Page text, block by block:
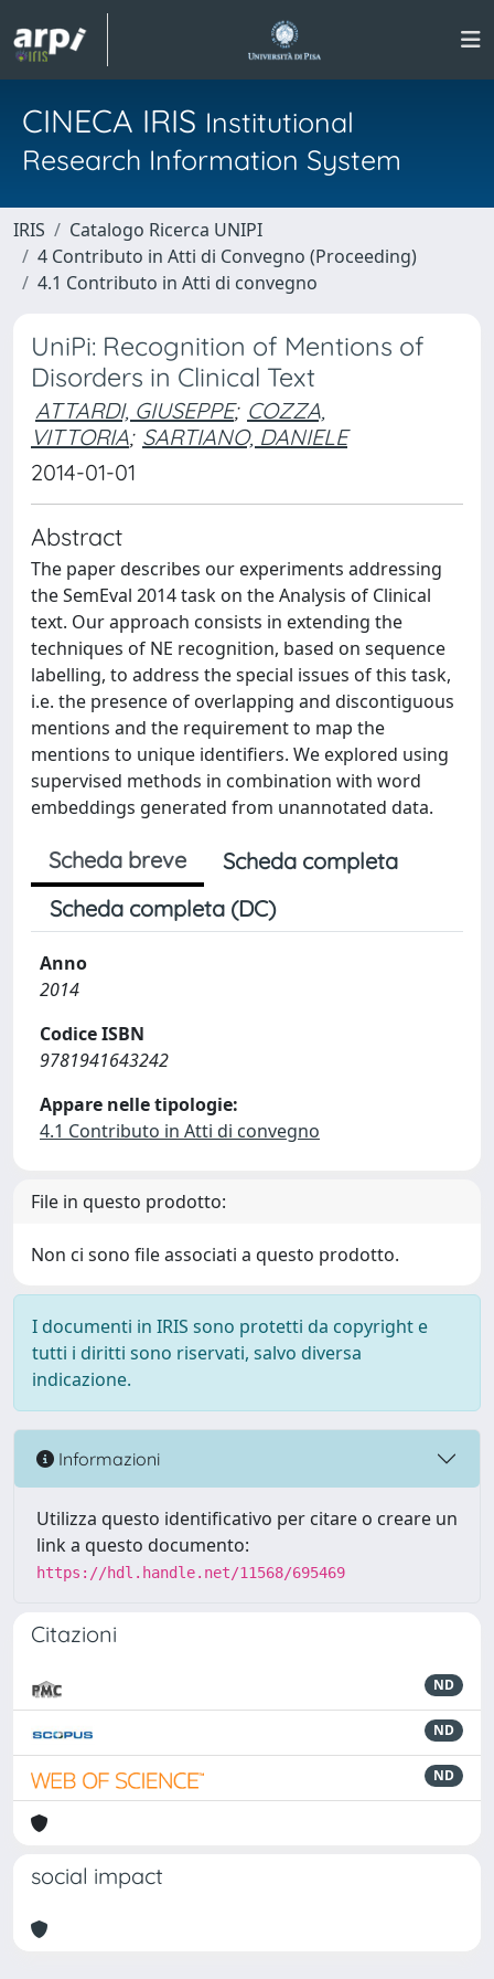
CINECA IRIS Institutional
Research Information System
IRIS
Catalogo Ricerca UNIPI
4 Contributo in Atti di Convegno (Proceeding)
4.1 Contributo in Atti di convegno
UniPi: Recognition of Mentions of
Disorders in Clinical Text
ATTARDI, GIUSEPPE; COZZA,
VITTORIA; SARTIANO, DANIELE
2014-01-01
Abstract
The paper describes our experiments addressing
the SemEval 2014 task on the Analysis of Clinical
text. Our approach consists in extending the
techniques of NE recognition, based on sequence
labelling, to address the special issues of this task,
i.e. the presence of overlapping and discontiguous
mentions and the requirement to map the
mentions to unique identifiers. We explored using
supervised methods in combination with word
embeddings generated from unannotated data.
Scheda breve
Scheda completa
Scheda completa (DC)
Anno
2014
Codice ISBN
9781941643242
Appare nelle tipologie:
4.1 Contributo in Atti di convegno
File in questo prodotto:
Non ci sono file associati a questo prodotto.
I documenti in IRIS sono protetti da copyright e
tutti i diritti sono riservati, salvo diversa
indicazione.
Informazioni
Utilizza questo identificativo per citare o creare un
link a questo documento:
https://hdl.handle.net/11568/695469
Citazioni
ND
ND
ND
social impact